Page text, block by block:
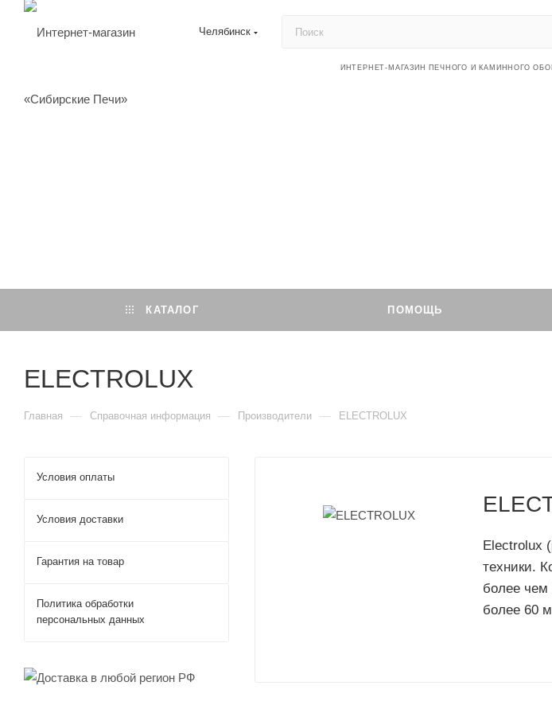
Челябинск
ИНТЕРНЕТ-МАГАЗИН ПЕЧНОГО И КАМИННОГО
КАТАЛОГ ПОМОЩЬ
ELECTROLUX
Главная — Справочная информация — Производители — ELECTROLUX
Electrolux
техники.
более чем
более 60
Условия оплаты
Условия доставки
Гарантия на товар
Политика обработки
персональных данных